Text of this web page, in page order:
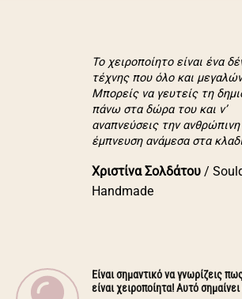
Το χειροποίητο είναι ένα
τέχνης που όλο και
Μπορείς να γευτείς τη
πάνω στα δώρα του και ν’
αναπνεύσεις την ανθρώπινη
έμπνευση ανάμεσα στα
Χριστίνα Σολδάτου /
Handmade
Είναι σημαντικό να γνωρίζεις
είναι χειροποίητα! Αυτό